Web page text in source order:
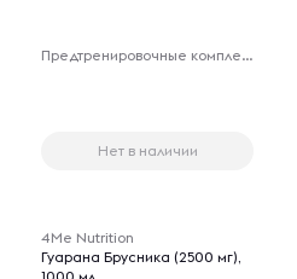
Предтренировочные комплексы
Нет в наличии
Товары для 18+ лет
4Me Nutrition
Гуарана Брусника (2500 мг),